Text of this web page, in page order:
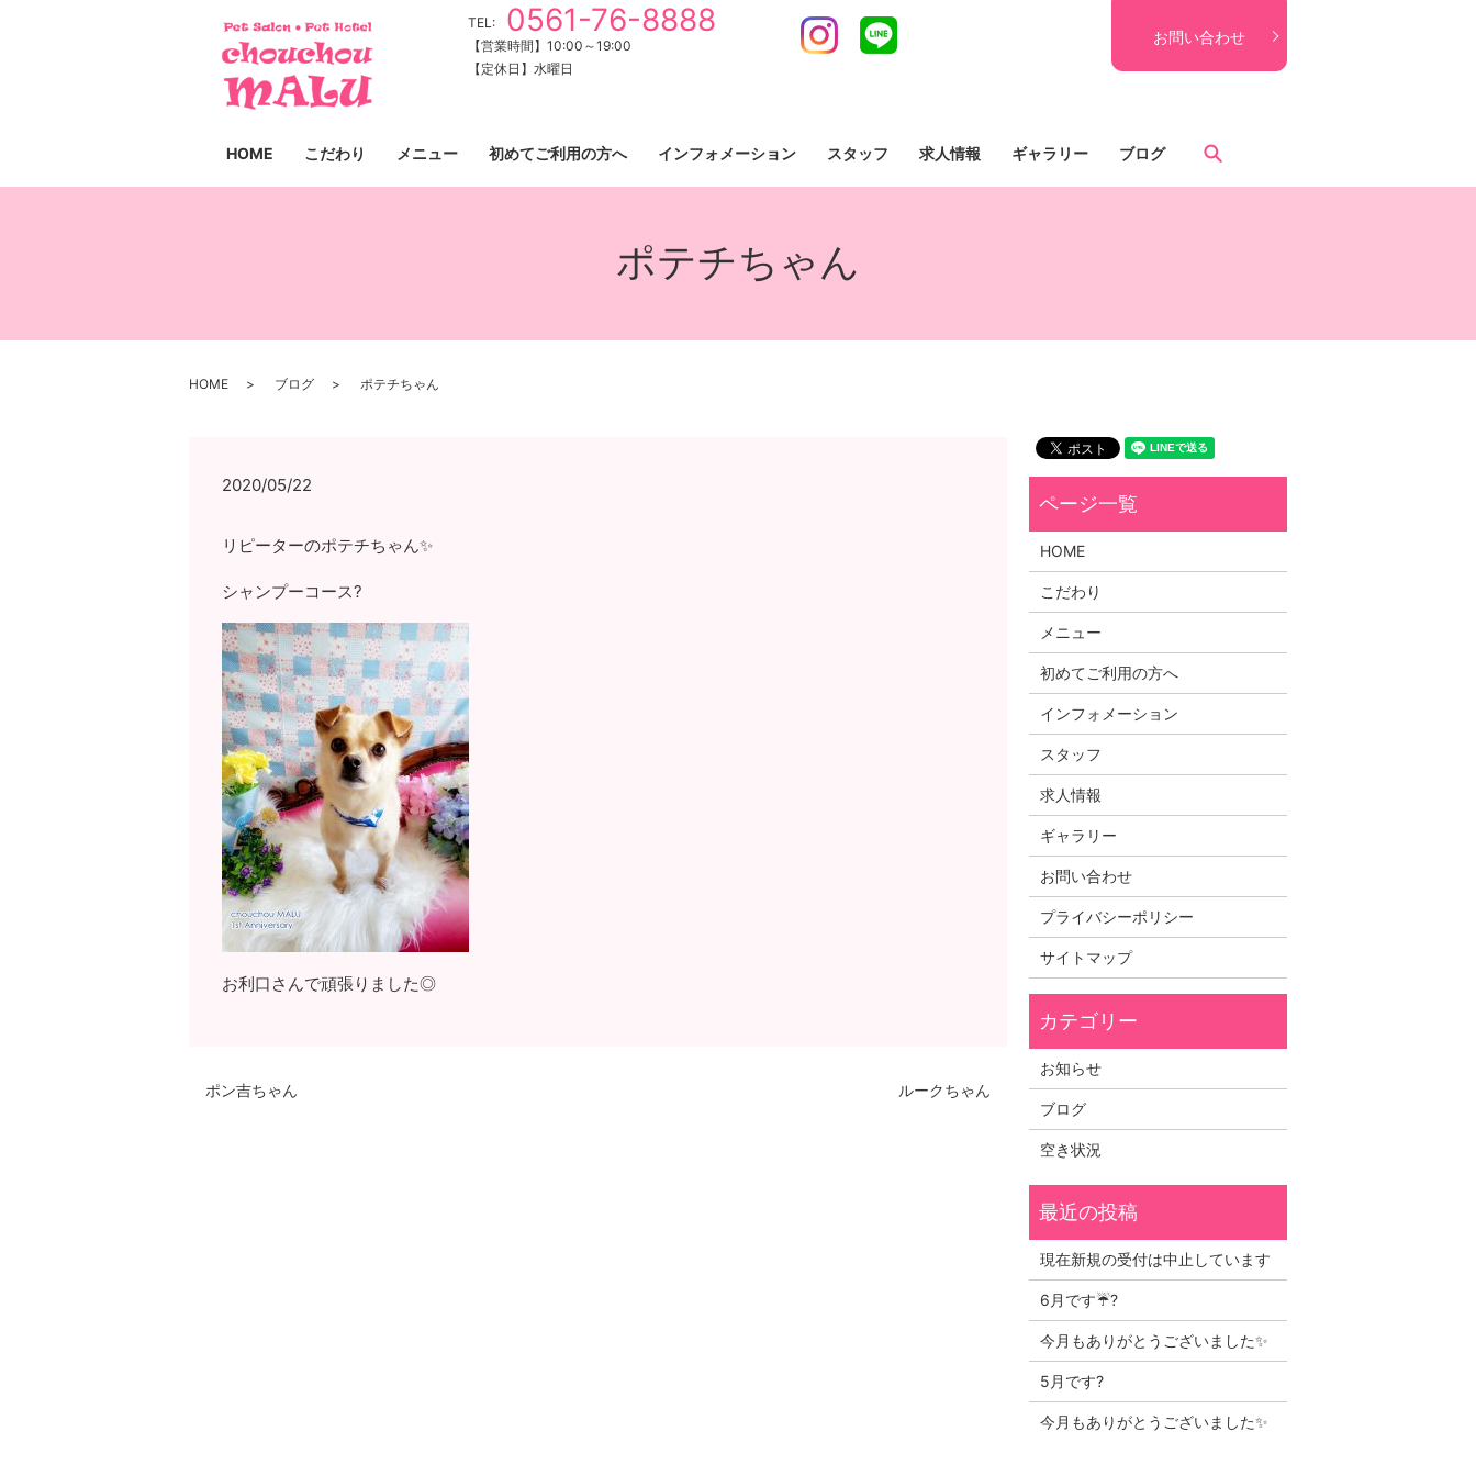
TEL: 0561-76-8888
【営業時間】10:00～19:00
【定休日】水曜日
Instagram お問い合わせ
HOME こだわり メニュー 初めてご利用の方へ インフォメーション スタッフ 求人情報 ギャラリー ブログ
ポテチちゃん
HOME ブログ ポテチちゃん
2020/05/22
リピーターのポテチちゃん✨
シャンプーコース?
お利口さんで頑張りました◎
ポン吉ちゃん ルークちゃん
HOME
こだわり
メニュー
初めてご利用の方へ
インフォメーション
スタッフ
求人情報
ギャラリー
お問い合わせ
プライバシーポリシー
サイトマップ
お知らせ
ブログ
空き状況
現在新規の受付は中止しています
6月です☔?
今月もありがとうございました✨
5月です?
今月もありがとうございました✨